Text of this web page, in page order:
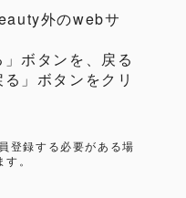
外のwebサ
ボタンを、戻る
」ボタンをクリ
登録する必要がある場
。